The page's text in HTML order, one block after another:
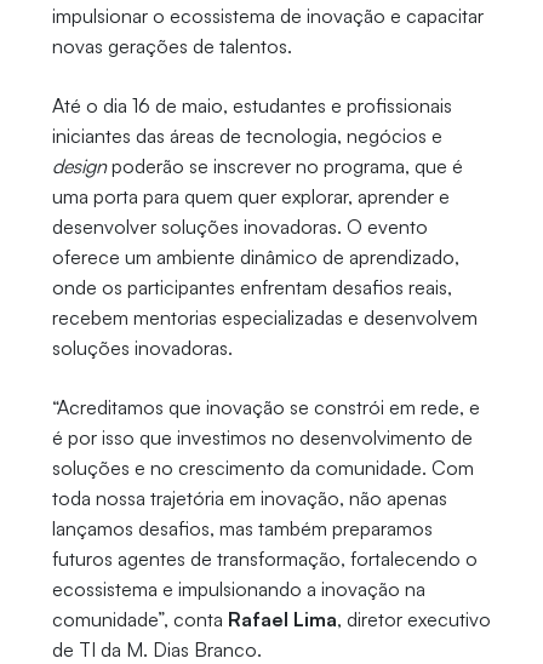
impulsionar o ecossistema de inovação e capacitar
novas gerações de talentos.
Até o dia 16 de maio, estudantes e profissionais
iniciantes das áreas de tecnologia, negócios e
designpoderão se inscrever no programa, que é
uma porta para quem quer explorar, aprender e
desenvolver soluções inovadoras. O evento
oferece um ambiente dinâmico de aprendizado,
onde os participantes enfrentam desafios reais,
recebem mentorias especializadas e desenvolvem
soluções inovadoras.
“Acreditamos que inovação se constrói em rede, e
é por isso que investimos no desenvolvimento de
soluções e no crescimento da comunidade. Com
toda nossa trajetória em inovação, não apenas
lançamos desafios, mas também preparamos
futuros agentes de transformação, fortalecendo o
ecossistema e impulsionando a inovação na
comunidade”, conta Rafael Lima, diretor executivo
de TI da M. Dias Branco.